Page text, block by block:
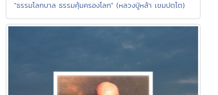
"ธรรมโลกบาล ธรรมคุ้มครองโลก" (หลวงปู่หล้า เขมปตฺโต)